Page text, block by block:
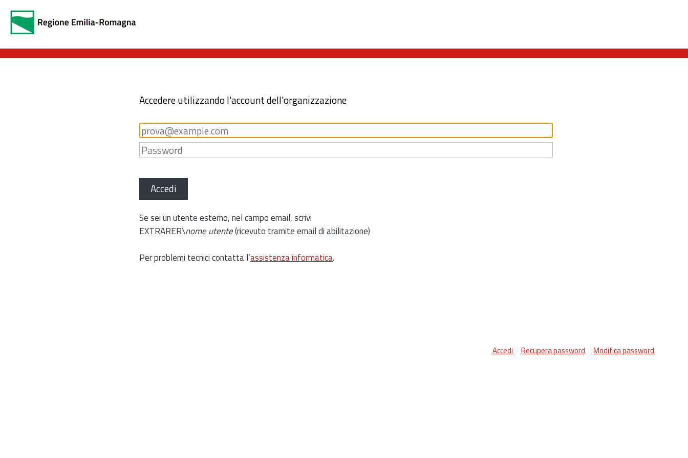
Accedere utilizzando l'account dell'organizzazione
Accedi
Se sei un utente esterno, nel campo email, scrivi
EXTRARER\nome utente(ricevuto tramite email di abilitazione)
Per problemi tecnici contatta l’assistenza informatica.
Accedi Recupera password Modifica password